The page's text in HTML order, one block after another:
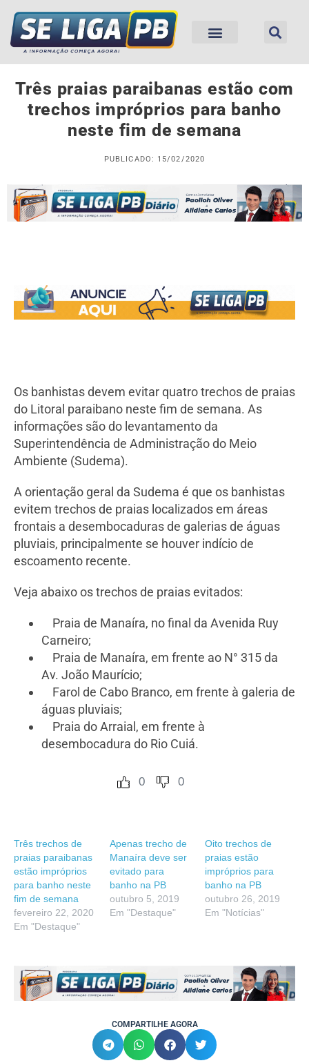
Três praias paraibanas estão com
trechos impróprios para banho
neste fim de semana
PUBLICADO: 15/02/2020
Os banhistas devem evitar quatro trechos de praias
do Litoral paraibano neste fim de semana. As
informações são do levantamento da
Superintendência de Administração do Meio
Ambiente (Sudema).
A orientação geral da Sudema é que os banhistas
evitem trechos de praias localizados em áreas
frontais a desembocaduras de galerias de águas
pluviais, principalmente se houver indício de
escoamento recente.
Veja abaixo os trechos de praias evitados:
Praia de Manaíra, no final da Avenida Ruy
Carneiro;
Praia de Manaíra, em frente ao N° 315 da
Av. João Maurício;
Farol de Cabo Branco, em frente à galeria de
águas pluviais;
Praia do Arraial, em frente à
desembocadura do Rio Cuiá.
0 0
Três trechos de
praias paraibanas
estão impróprios
para banho neste
fim de semana
fevereiro 22, 2020
Em "Destaque"
Apenas trecho de
Manaíra deve ser
evitado para
banho na PB
outubro 5, 2019
Em "Destaque"
Oito trechos de
praias estão
impróprios para
banho na PB
outubro 26, 2019
Em "Notícias"
COMPARTILHE AGORA